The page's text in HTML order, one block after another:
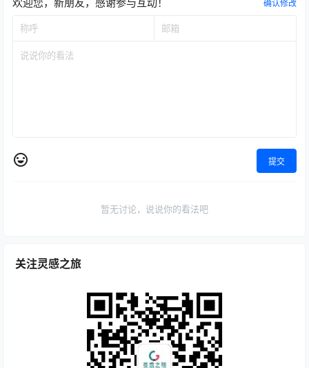
确认修改
提交
暂无讨论，说说你的看法吧
关注灵感之旅